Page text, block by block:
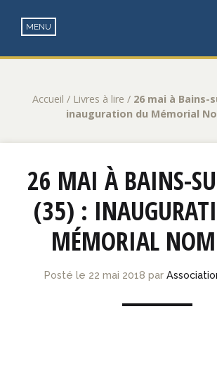
Accueil / Livres à lire / 26 mai à Bains-
inauguration du Mémorial
26 MAI À BAINS-
(35) :
MÉMORIAL
Posté le 22 mai 2018 par